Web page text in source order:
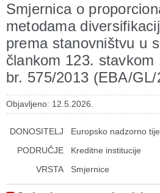
Smjernica o
metodama
prema stanovništvu u
člankom 123. stavkom
br. 575/2013 (EBA/GL/
Objavljeno: 12.5.2026.
DONOSITELJ
Europsko nadzorno
PODRUČJE
Kreditne institucije
VRSTA
Smjernice